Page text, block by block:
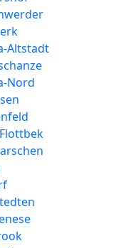
Altstadt
Nord